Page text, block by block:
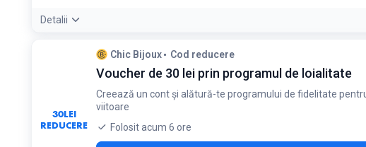
Detalii
Se aplică exclusiv la înscrierea printr-un link de prieten
30LEI
REDUCERE
Chic Bijoux Cod reducere
Voucher de 30 lei prin programul de loialitate
Creează un cont și alătură-te programului de fidelitate
viitoare
Folosit acum 6 ore